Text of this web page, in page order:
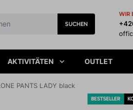
SUCHEN
WIR
AKTIVITÄTEN OUTLET
PANTS LADY black
BESTSELLER